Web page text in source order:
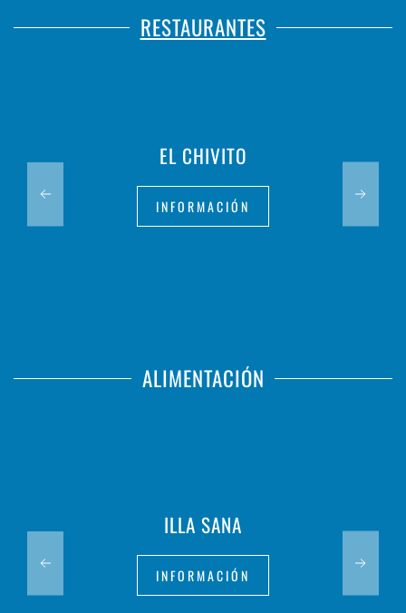
RESTAURANTES
EL CHIVITO
INFORMACIÓN
ALIMENTACIÓN
ILLA SANA
INFORMACIÓN